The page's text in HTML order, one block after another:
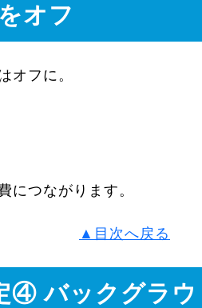
オフ
オフに。
につながります。
▲目次へ戻る
④ バックグラウ